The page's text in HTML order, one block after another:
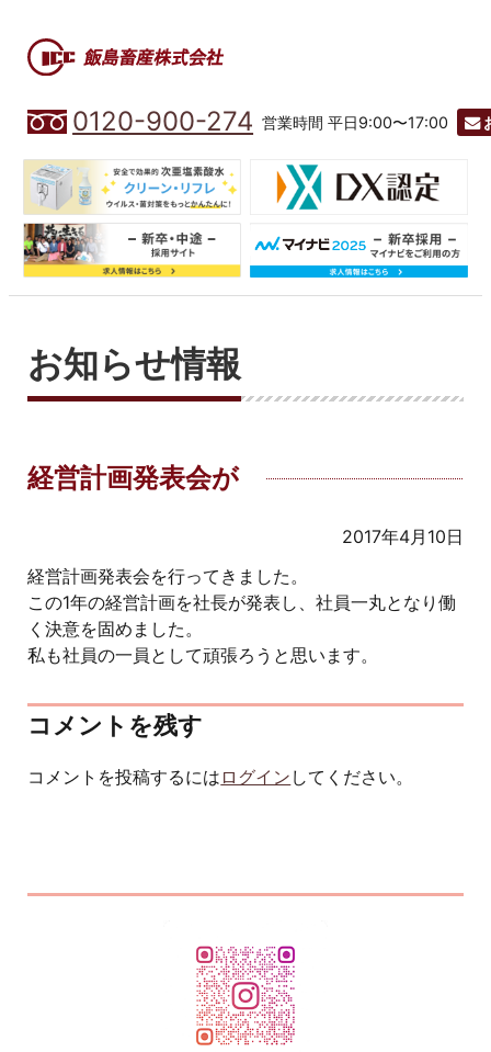
0120-900-274 営業時間 平日9:00〜17:00
お知らせ情報
経営計画発表会が
2017年4月10日
経営計画発表会を行ってきました。
この1年の経営計画を社長が発表し、社員一丸となり働
く決意を固めました。
私も社員の一員として頑張ろうと思います。
コメントを残す
コメントを投稿するには ログイン してください。